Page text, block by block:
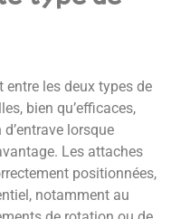
les deux types de
bien qu’efficaces,
lorsque
Les attaches
positionnées,
notamment au